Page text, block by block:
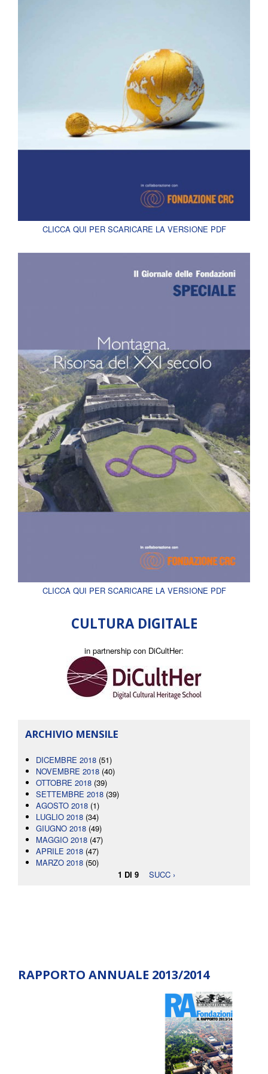
CLICCA QUI PER SCARICARE LA VERSIONE PDF
CLICCA QUI PER SCARICARE LA VERSIONE PDF
CULTURA DIGITALE
in partnership con DiCultHer:
ARCHIVIO MENSILE
DICEMBRE 2018 (51)
NOVEMBRE 2018 (40)
OTTOBRE 2018 (39)
SETTEMBRE 2018 (39)
AGOSTO 2018 (1)
LUGLIO 2018 (34)
GIUGNO 2018 (49)
MAGGIO 2018 (47)
APRILE 2018 (47)
MARZO 2018 (50)
1 DI 9
SUCC ›
RAPPORTO ANNUALE 2013/2014